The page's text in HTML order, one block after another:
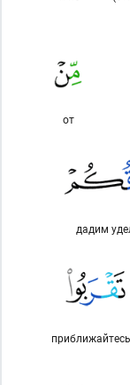
от
дадим